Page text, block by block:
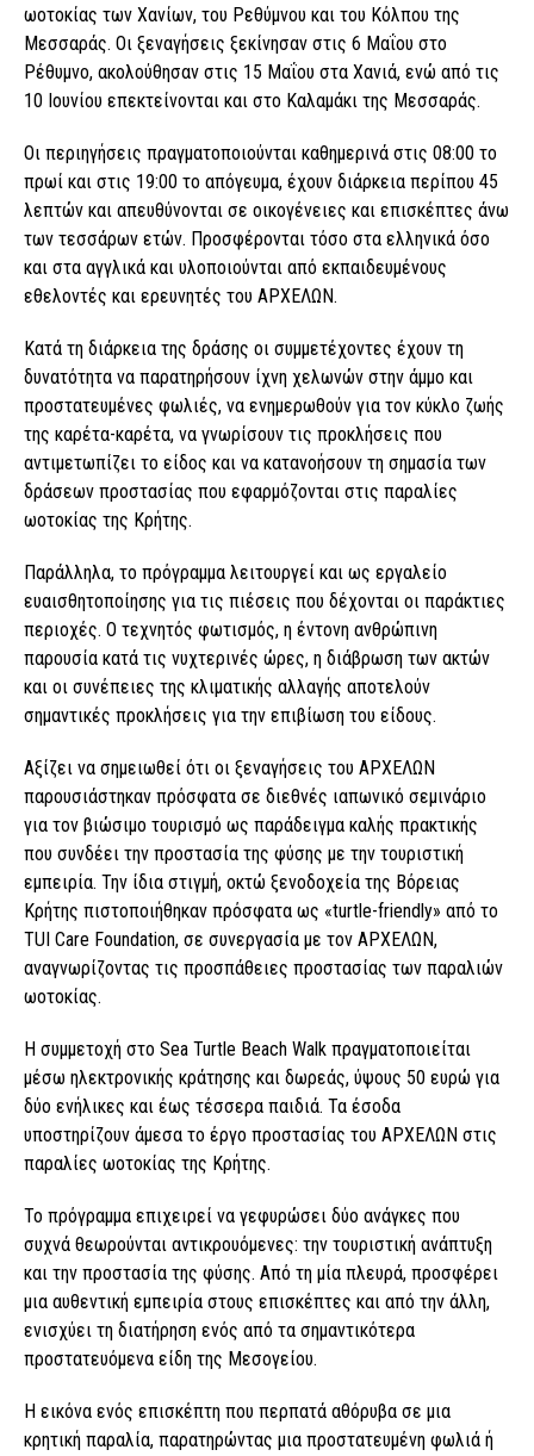
ωοτοκίας των Χανίων, του Ρεθύμνου και του Κόλπου της
Μεσσαράς. Οι ξεναγήσεις ξεκίνησαν στις 6 Μαΐου στο
Ρέθυμνο, ακολούθησαν στις 15 Μαΐου στα Χανιά, ενώ από τις
10 Ιουνίου επεκτείνονται και στο Καλαμάκι της Μεσσαράς.
Οι περιηγήσεις πραγματοποιούνται καθημερινά στις 08:00 το
πρωί και στις 19:00 το απόγευμα, έχουν διάρκεια περίπου 45
λεπτών και απευθύνονται σε οικογένειες και επισκέπτες άνω
των τεσσάρων ετών. Προσφέρονται τόσο στα ελληνικά όσο
και στα αγγλικά και υλοποιούνται από εκπαιδευμένους
εθελοντές και ερευνητές του ΑΡΧΕΛΩΝ.
Κατά τη διάρκεια της δράσης οι συμμετέχοντες έχουν τη
δυνατότητα να παρατηρήσουν ίχνη χελωνών στην άμμο και
προστατευμένες φωλιές, να ενημερωθούν για τον κύκλο ζωής
της καρέτα-καρέτα, να γνωρίσουν τις προκλήσεις που
αντιμετωπίζει το είδος και να κατανοήσουν τη σημασία των
δράσεων προστασίας που εφαρμόζονται στις παραλίες
ωοτοκίας της Κρήτης.
Παράλληλα, το πρόγραμμα λειτουργεί και ως εργαλείο
ευαισθητοποίησης για τις πιέσεις που δέχονται οι παράκτιες
περιοχές. Ο τεχνητός φωτισμός, η έντονη ανθρώπινη
παρουσία κατά τις νυχτερινές ώρες, η διάβρωση των ακτών
και οι συνέπειες της κλιματικής αλλαγής αποτελούν
σημαντικές προκλήσεις για την επιβίωση του είδους.
Αξίζει να σημειωθεί ότι οι ξεναγήσεις του ΑΡΧΕΛΩΝ
παρουσιάστηκαν πρόσφατα σε διεθνές ιαπωνικό σεμινάριο
για τον βιώσιμο τουρισμό ως παράδειγμα καλής πρακτικής
που συνδέει την προστασία της φύσης με την τουριστική
εμπειρία. Την ίδια στιγμή, οκτώ ξενοδοχεία της Βόρειας
Κρήτης πιστοποιήθηκαν πρόσφατα ως «turtle-friendly» από το
TUI Care Foundation, σε συνεργασία με τον ΑΡΧΕΛΩΝ,
αναγνωρίζοντας τις προσπάθειες προστασίας των παραλιών
ωοτοκίας.
Η συμμετοχή στο Sea Turtle Beach Walk πραγματοποιείται
μέσω ηλεκτρονικής κράτησης και δωρεάς, ύψους 50 ευρώ για
δύο ενήλικες και έως τέσσερα παιδιά. Τα έσοδα
υποστηρίζουν άμεσα το έργο προστασίας του ΑΡΧΕΛΩΝ στις
παραλίες ωοτοκίας της Κρήτης.
Το πρόγραμμα επιχειρεί να γεφυρώσει δύο ανάγκες που
συχνά θεωρούνται αντικρουόμενες: την τουριστική ανάπτυξη
και την προστασία της φύσης. Από τη μία πλευρά, προσφέρει
μια αυθεντική εμπειρία στους επισκέπτες και από την άλλη,
ενισχύει τη διατήρηση ενός από τα σημαντικότερα
προστατευόμενα είδη της Μεσογείου.
Η εικόνα ενός επισκέπτη που περπατά αθόρυβα σε μια
κρητική παραλία, παρατηρώντας μια προστατευμένη φωλιά ή